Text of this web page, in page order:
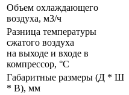
Объем охлаждающего
воздуха, м3/ч
Разница температуры
сжатого воздуха
на выходе и входе в
компрессор, °С
Габаритные размеры (Д * Ш
* В), мм